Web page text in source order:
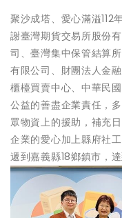
聚沙成塔、愛心滿溢112
謝臺灣期貨交易所股份
司、臺灣集中保管結算
有限公司、財團法人金
櫃檯買賣中心、中華民
公益的善盡企業責任，
眾物資上的援助，補充
企業的愛心加上縣府社
遞到嘉義縣18鄉鎮市，